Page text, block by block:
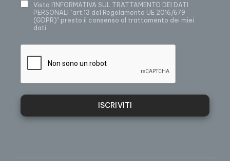
Vista l’INFORMATIVA SUL TRATTAMENTO DEI DATI
PERSONALI "art.13 del Regolamento UE 2016/679
(GDPR)" presto il consenso al trattamento dei miei
dati
ISCRIVITI